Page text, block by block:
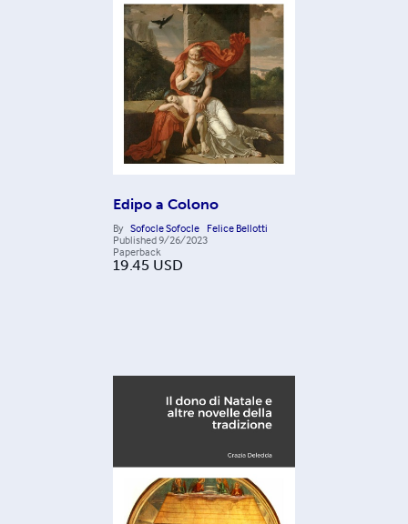
Edipo a Colono
By Sofocle Sofocle Felice Bellotti
Published9/26/2023
Paperback
19.45 USD